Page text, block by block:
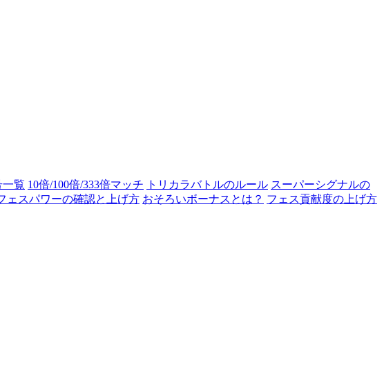
一覧 10倍/100倍/333倍マッチ トリカラバトルのルール スーパーシグナルの
ェスパワーの確認と上げ方 おそろいボーナスとは？ フェス貢献度の上げ方